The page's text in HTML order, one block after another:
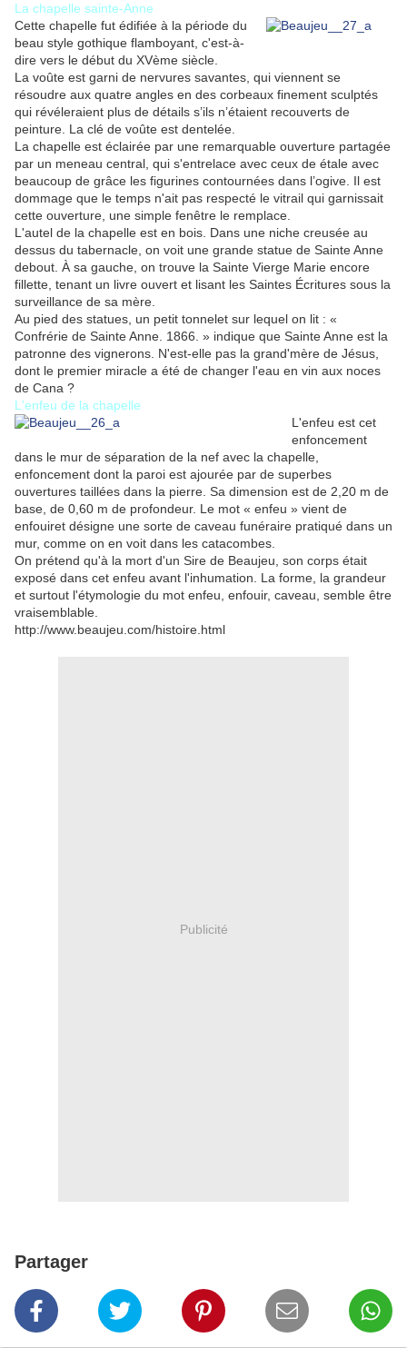
La chapelle sainte-Anne
Cette chapelle fut édifiée à la période du
beau style gothique flamboyant, c'est-à-
dire vers le début du XVème siècle.
La voûte est garni de nervures savantes, qui viennent se
résoudre aux quatre angles en des corbeaux finement sculptés
qui révéleraient plus de détails s’ils n’étaient recouverts de
peinture. La clé de voûte est dentelée.
La chapelle est éclairée par une remarquable ouverture partagée
par un meneau central, qui s'entrelace avec ceux de étale avec
beaucoup de grâce les figurines contournées dans l’ogive. Il est
dommage que le temps n'ait pas respecté le vitrail qui garnissait
cette ouverture, une simple fenêtre le remplace.
L'autel de la chapelle est en bois. Dans une niche creusée au
dessus du tabernacle, on voit une grande statue de Sainte Anne
debout. À sa gauche, on trouve la Sainte Vierge Marie encore
fillette, tenant un livre ouvert et lisant les Saintes Écritures sous la
surveillance de sa mère.
Au pied des statues, un petit tonnelet sur lequel on lit : «
Confrérie de Sainte Anne. 1866. » indique que Sainte Anne est la
patronne des vignerons. N'est-elle pas la grand'mère de Jésus,
dont le premier miracle a été de changer l'eau en vin aux noces
de Cana ?
L'enfeu de la chapelle
L'enfeu est cet
enfoncement
dans le mur de séparation de la nef avec la chapelle,
enfoncement dont la paroi est ajourée par de superbes
ouvertures taillées dans la pierre. Sa dimension est de 2,20 m de
base, de 0,60 m de profondeur. Le mot « enfeu » vient de
enfouiret désigne une sorte de caveau funéraire pratiqué dans un
mur, comme on en voit dans les catacombes.
On prétend qu'à la mort d'un Sire de Beaujeu, son corps était
exposé dans cet enfeu avant l'inhumation. La forme, la grandeur
et surtout l'étymologie du mot enfeu, enfouir, caveau, semble être
vraisemblable.
http://www.beaujeu.com/histoire.html
Publicité
Partager